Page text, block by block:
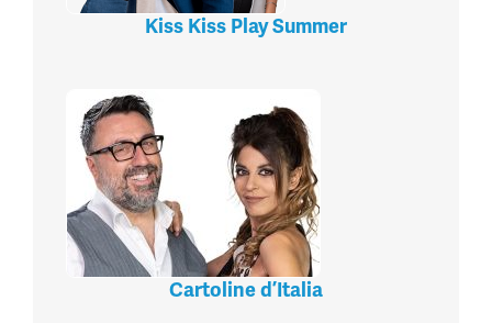
Kiss Kiss Play Summer
Cartoline d’Italia